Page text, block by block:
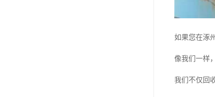
如果您在涿
像我们一样
我们不仅回